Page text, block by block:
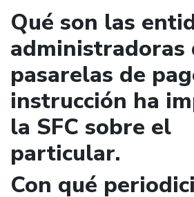
Qué son las
administradoras
pasarelas de
instrucción ha
la SFC sobre el
particular.
Con qué